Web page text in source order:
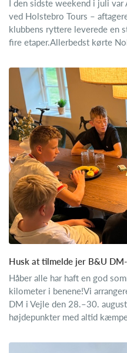
I den sidste weekend i juli
ved Holstebro Tours –
klubbens ryttere leverede en
fire etaper.Allerbedst kørte
Husk at tilmelde jer B&U
Håber alle har haft en god
kilometer i benene!Vi
DM i Vejle den 28.–30.
højdepunkter med altid